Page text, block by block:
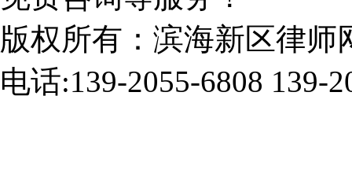
版权所有：滨海新区律
电话:139-2055-6808 139-